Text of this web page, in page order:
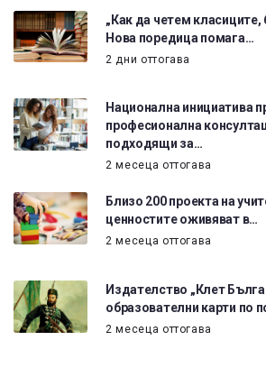
„Как да четем класиците,
Нова поредица помага…
2 дни оттогава
Национална инициатива
професионална
подходящи за…
2 месеца оттогава
Близо 200 проекта на
ценностите оживяват в…
2 месеца оттогава
Издателство „Клет
образователни карти по
2 месеца оттогава